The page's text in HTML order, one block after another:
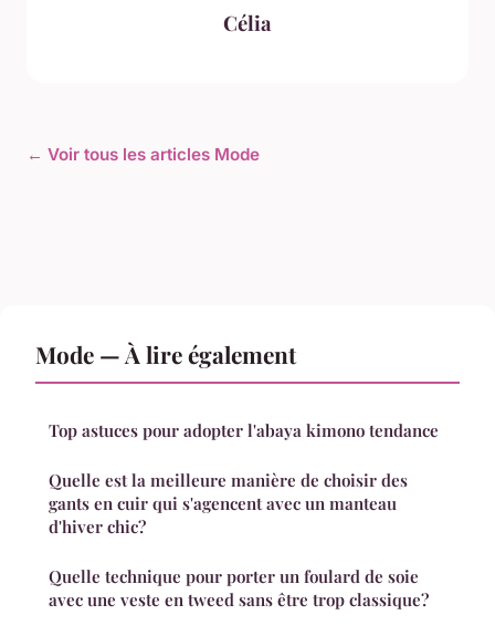
Célia
← Voir tous les articles Mode
Mode — À lire également
Top astuces pour adopter l'abaya kimono tendance
Quelle est la meilleure manière de choisir des
gants en cuir qui s'agencent avec un manteau
d'hiver chic?
Quelle technique pour porter un foulard de soie
avec une veste en tweed sans être trop classique?